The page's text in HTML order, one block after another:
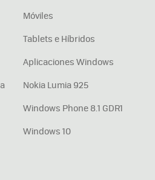
Móviles
Tablets e Híbridos
Aplicaciones Windows
Nokia Lumia 925
Windows Phone 8.1 GDR1
Windows 10